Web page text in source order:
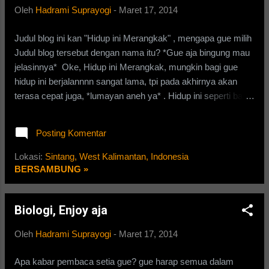
gue bukan PNS masih Pelajar okey " @ HadramiSupra : @
Oleh Hadrami Suprayogi - Maret 17, 2014
Judul blog ini kan "Hidup ini Merangkak" , mengapa gue milih
Judul blog tersebut dengan nama itu? *Gue aja bingung mau
jelasinnya* Oke, Hidup ini Merangkak, mungkin bagi gue
hidup ini berjalannnn sangat lama, tpi pada akhirnya akan
terasa cepat juga, *lumayan aneh ya* . Hidup ini seperti bayi
ujungnya bayi tersebut langsung cepat merangkak. *maklum,
bayinya punya jetpack di pundaknya, makanya dia cpat
merangkaknya. * Nah, mungkiin itu lah, omongan ngalntur
gue . Blog ini tak terlalu serius kok, santai aja...
Posting Komentar
Lokasi: Sintang, West Kalimantan, Indonesia
BERSAMBUNG »
Biologi, Enjoy aja
Oleh Hadrami Suprayogi - Maret 17, 2014
Apa kabar pembaca setia gue? gue harap semua dalam